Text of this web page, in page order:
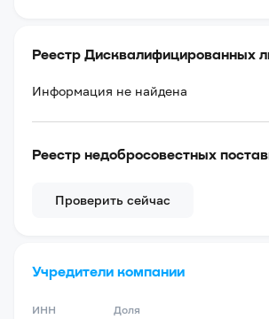
Реестр Дисквалифицированных
Информация не найдена
Реестр недобросовестных
Проверить сейчас
Учредители компании
ИНН Доля